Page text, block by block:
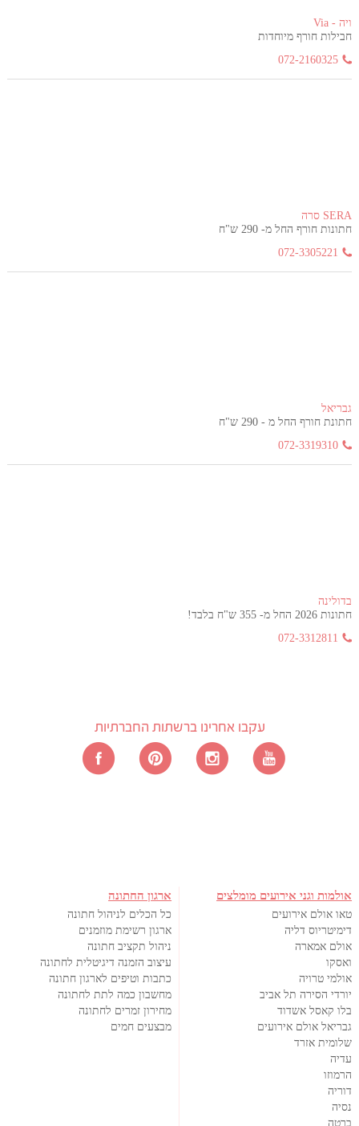
ויה - Via
חבילות חורף מיוחדות
072-2160325
SERA סרה
חתונות חורף החל מ- 290 ש"ח
072-3305221
גבריאל
חתונת חורף החל מ - 290 ש"ח
072-3319310
בדולינה
חתונות 2026 החל מ- 355 ש"ח בלבד!
072-3312811
עקבו אחרינו ברשתות החברתיות
אולמות וגני אירועים מומלצים
טאו אולם אירועים
דימיטריוס דליה
אולם אמארה
ואסקו
אולמי טרויה
יורדי הסירה תל אביב
בלו קאסל אשדוד
גבריאל אולם אירועים
שלומית אזרד
עדיה
הרמוזו
דוריה
נסיה
ברטה
ארגון החתונה
כל הכלים לניהול חתונה
ארגון רשימת מוזמנים
ניהול תקציב חתונה
עיצוב הזמנה דיגיטלית לחתונה
כתבות וטיפים לארגון חתונה
מחשבון כמה לתת לחתונה
מחירון זמרים לחתונה
מבצעים חמים